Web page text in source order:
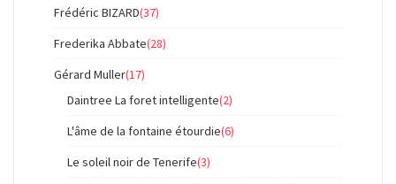
Frédéric BIZARD(37)
Frederika Abbate(28)
Gérard Muller(17)
Daintree La foret intelligente(2)
L'âme de la fontaine étourdie(6)
Le soleil noir de Tenerife(3)